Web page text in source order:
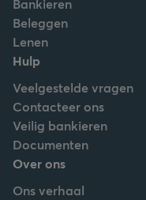
Bankieren
Beleggen
Lenen
Hulp
Veelgestelde vragen
Contacteer ons
Veilig bankieren
Documenten
Over ons
Ons verhaal